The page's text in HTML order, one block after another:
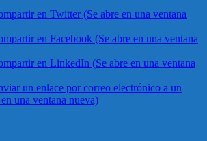
en Twitter (Se abre en una ventana
en Facebook (Se abre en una ventana
en LinkedIn (Se abre en una ventana
un enlace por correo electrónico a un
una ventana nueva)